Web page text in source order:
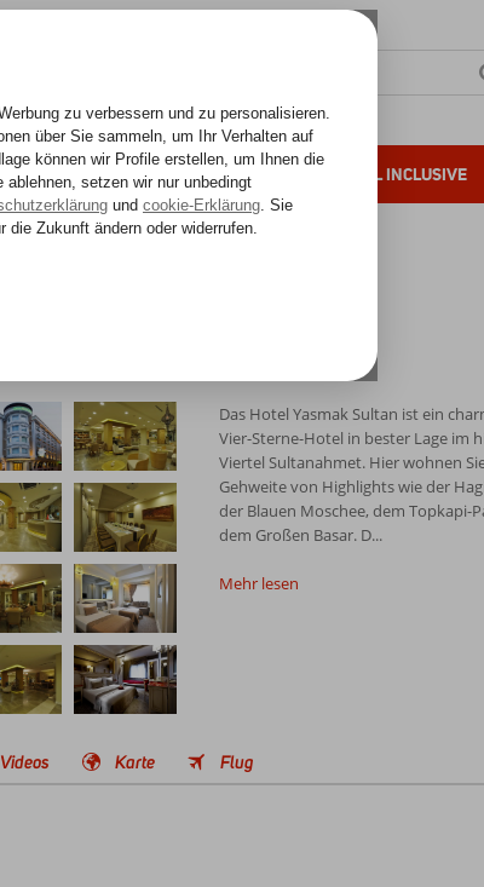
FERNREISEN ALL INCLUSIVE
Das Hotel Yasmak Sultan ist ein
Vier-Sterne-Hotel in bester Lage im
Viertel Sultanahmet. Hier wohnen
Gehweite von Highlights wie der
der Blauen Moschee, dem Topkapi-
dem Großen Basar. D...
Mehr lesen
Karte Flug